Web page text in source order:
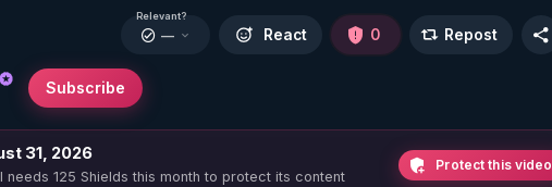
Subscribe
Relevant?
— React 0 Repost
31, 2026
needs 125 Shields this month to protect its content
Protect this video